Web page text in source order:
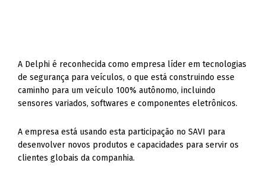
A Delphi é reconhecida como empresa líder em tecnologias
de segurança para veículos, o que está construindo esse
caminho para um veículo 100% autônomo, incluindo
sensores variados, softwares e componentes eletrônicos.
A empresa está usando esta participação no SAVI para
desenvolver novos produtos e capacidades para servir os
clientes globais da companhia.